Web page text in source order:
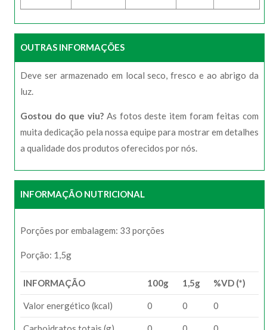
OUTRAS INFORMAÇÕES
Deve ser armazenado em local seco, fresco e ao abrigo da
luz.
Gostou do que viu?As fotos deste item foram feitas com
muita dedicação pela nossa equipe para mostrar em detalhes
a qualidade dos produtos oferecidos por nós.
INFORMAÇÃO NUTRICIONAL
Porções por embalagem: 33 porções
Porção: 1,5g
INFORMAÇÃO 100g 1,5g %VD (*)
Valor energético (kcal) 0 0 0